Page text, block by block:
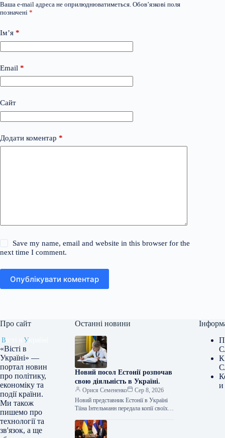
Ваша e-mail адреса не оприлюднюватиметься. Обов’язкові поля
позначені *
Ім’я *
Email *
Сайт
Додати коментар *
Save my name, email and website in this browser for the
next time I comment.
Опублікувати коментар
Про сайт
«Вісті в
Україні» —
портал новин
про політику,
економіку та
події країни.
Ми також
пишемо про
технології та
зв'язок, а ще
Останні новини
Новий посол Естонії розпочав
свою діяльність в Україні.
Орися Семененко
Сер 8, 2026
Новий представник Естонії в Україні
Тііна Інтельманн передала копії своїх
заступнику міністра закордонних справ
України Євгену Перебийносу.…
и